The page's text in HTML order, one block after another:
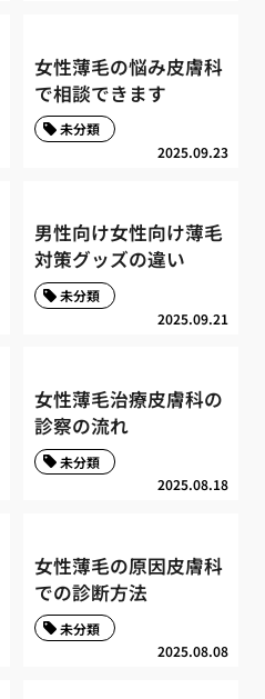
女性薄毛の悩み皮膚科
で相談できます
2025.09.23
未分類
男性向け女性向け薄毛
対策グッズの違い
2025.09.21
未分類
女性薄毛治療皮膚科の
診察の流れ
2025.08.18
未分類
女性薄毛の原因皮膚科
での診断方法
2025.08.08
未分類